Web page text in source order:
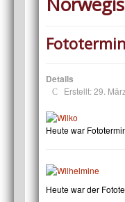
Details
Erstellt: 29.
Heute war
Heute war der